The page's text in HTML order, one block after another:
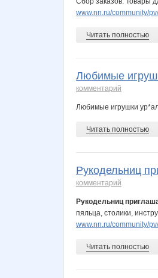
www.nn.ru/community/
Читать полностью
Любимые
комментарий
Любимые игрушки
Читать полностью
Рукодельниц
комментарий
Рукодельниц
пяльца, столики,
www.nn.ru/community/
Читать полностью